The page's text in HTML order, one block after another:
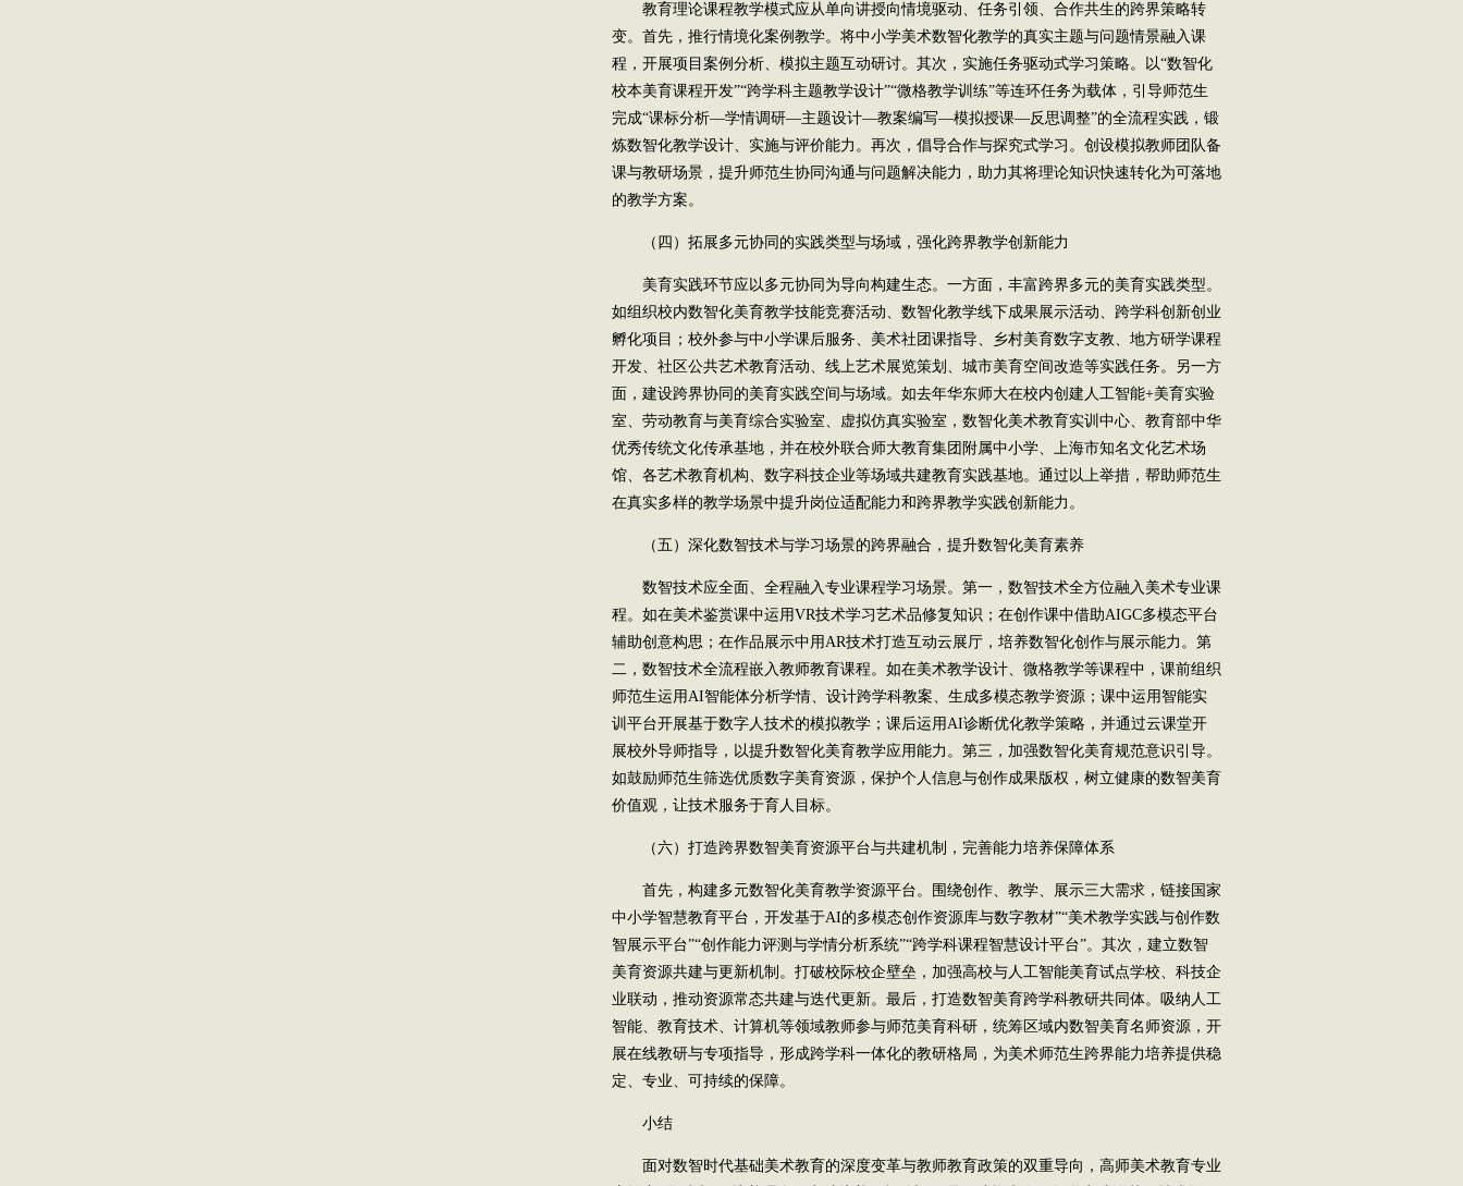
教育理论课程教学模式应从单向讲授向情境驱动、任务引领、合作共生的跨界策略转
变。首先，推行情境化案例教学。将中小学美术数智化教学的真实主题与问题情景融入课
程，开展项目案例分析、模拟主题互动研讨。其次，实施任务驱动式学习策略。以“数智化
校本美育课程开发”“跨学科主题教学设计”“微格教学训练”等连环任务为载体，引导师范生
完成“课标分析—学情调研—主题设计—教案编写—模拟授课—反思调整”的全流程实践，锻
炼数智化教学设计、实施与评价能力。再次，倡导合作与探究式学习。创设模拟教师团队备
课与教研场景，提升师范生协同沟通与问题解决能力，助力其将理论知识快速转化为可落地
的教学方案。
（四）拓展多元协同的实践类型与场域，强化跨界教学创新能力
美育实践环节应以多元协同为导向构建生态。一方面，丰富跨界多元的美育实践类型。
如组织校内数智化美育教学技能竞赛活动、数智化教学线下成果展示活动、跨学科创新创业
孵化项目；校外参与中小学课后服务、美术社团课指导、乡村美育数字支教、地方研学课程
开发、社区公共艺术教育活动、线上艺术展览策划、城市美育空间改造等实践任务。另一方
面，建设跨界协同的美育实践空间与场域。如去年华东师大在校内创建人工智能+美育实验
室、劳动教育与美育综合实验室、虚拟仿真实验室，数智化美术教育实训中心、教育部中华
优秀传统文化传承基地，并在校外联合师大教育集团附属中小学、上海市知名文化艺术场
馆、各艺术教育机构、数字科技企业等场域共建教育实践基地。通过以上举措，帮助师范生
在真实多样的教学场景中提升岗位适配能力和跨界教学实践创新能力。
（五）深化数智技术与学习场景的跨界融合，提升数智化美育素养
数智技术应全面、全程融入专业课程学习场景。第一，数智技术全方位融入美术专业课
程。如在美术鉴赏课中运用VR技术学习艺术品修复知识；在创作课中借助AIGC多模态平台
辅助创意构思；在作品展示中用AR技术打造互动云展厅，培养数智化创作与展示能力。第
二，数智技术全流程嵌入教师教育课程。如在美术教学设计、微格教学等课程中，课前组织
师范生运用AI智能体分析学情、设计跨学科教案、生成多模态教学资源；课中运用智能实
训平台开展基于数字人技术的模拟教学；课后运用AI诊断优化教学策略，并通过云课堂开
展校外导师指导，以提升数智化美育教学应用能力。第三，加强数智化美育规范意识引导。
如鼓励师范生筛选优质数字美育资源，保护个人信息与创作成果版权，树立健康的数智美育
价值观，让技术服务于育人目标。
（六）打造跨界数智美育资源平台与共建机制，完善能力培养保障体系
首先，构建多元数智化美育教学资源平台。围绕创作、教学、展示三大需求，链接国家
中小学智慧教育平台，开发基于AI的多模态创作资源库与数字教材”“美术教学实践与创作数
智展示平台”“创作能力评测与学情分析系统”“跨学科课程智慧设计平台”。其次，建立数智
美育资源共建与更新机制。打破校际校企壁垒，加强高校与人工智能美育试点学校、科技企
业联动，推动资源常态共建与迭代更新。最后，打造数智美育跨学科教研共同体。吸纳人工
智能、教育技术、计算机等领域教师参与师范美育科研，统筹区域内数智美育名师资源，开
展在线教研与专项指导，形成跨学科一体化的教研格局，为美术师范生跨界能力培养提供稳
定、专业、可持续的保障。
小结
面对数智时代基础美术教育的深度变革与教师教育政策的双重导向，高师美术教育专业